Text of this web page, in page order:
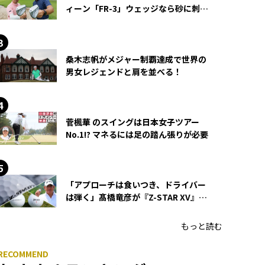
ィーン「FR-3」ウェッジなら砂に刺さ
桑木志帆がメジャー制覇達成で世界の
男女レジェンドと肩を並べる！
菅楓華 のスイングは日本女子ツアー
No.1!? マネるには足の踏ん張りが必要
「アプローチは食いつき、ドライバー
は弾く」髙橋竜彦が『Z-STAR XV』を
もっと読む